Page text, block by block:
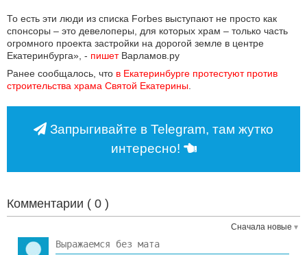
То есть эти люди из списка Forbes выступают не просто как
спонсоры – это девелоперы, для которых храм – только часть
огромного проекта застройки на дорогой земле в центре
Екатеринбурга», - пишетВарламов.ру
Ранее сообщалось, что в Екатеринбурге протестуют против
строительства храма Святой Екатерины
Запрыгивайте в Telegram, там жутко
интересно!
Комментарии ( 0 )
Сначала новые